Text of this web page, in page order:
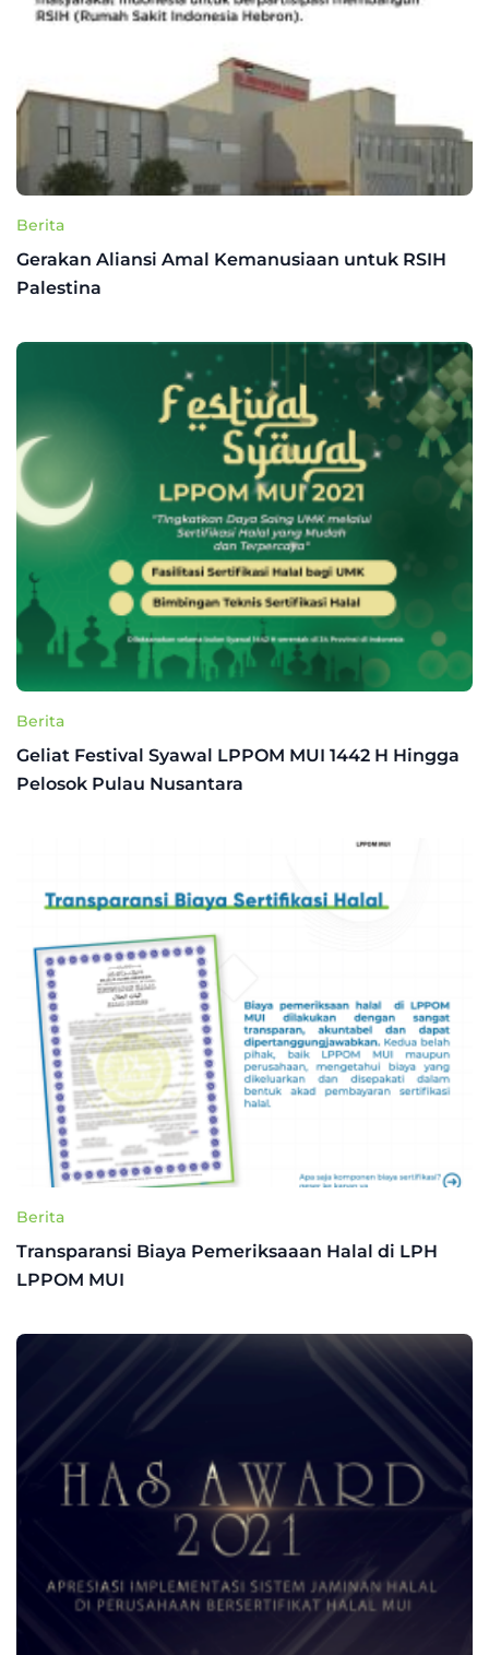
Berita
Gerakan Aliansi Amal Kemanusiaan untuk RSIH
Palestina
Berita
Geliat Festival Syawal LPPOM MUI 1442 H Hingga
Pelosok Pulau Nusantara
Berita
Transparansi Biaya Pemeriksaaan Halal di LPH
LPPOM MUI